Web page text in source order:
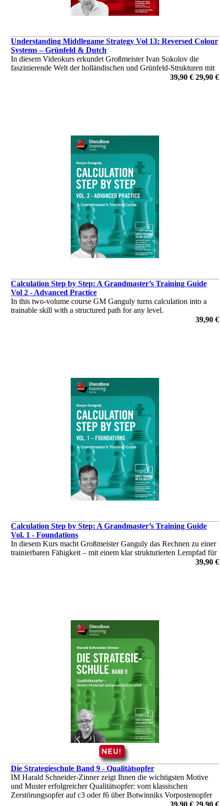
Understanding Middlegame Strategy Vol 13: Reversed Colour
Systems – Grünfeld & Dutch
In diesem Videokurs erkundet Großmeister Ivan Sokolov die
faszinierende Welt der holländischen und Grünfeld-Strukturen mit
39,90 € 29,90 €
Calculation Step by Step: A Grandmaster’s Training Guide
Vol 2 - Advanced Practice
In this two-volume course GM Ganguly turns calculation into a
trainable skill with a structured path for any level.
39,90 €
Calculation Step by Step: A Grandmaster’s Training Guide
Vol. 1 - Foundations
In diesem Kurs macht Großmeister Ganguly das Rechnen zu einer
trainierbaren Fähigkeit – mit einem klar strukturierten Lernpfad für
39,90 €
Die Strategieschule Band 9 - Qualitätsopfer
IM Harald Schneider-Zinner zeigt Ihnen die wichtigsten Motive
und Muster erfolgreicher Qualitätsopfer: vom klassischen
Zerstörungsopfer auf c3 oder f6 über Botwinniks Vorpostenopfer
bis hin zu Petrosjans legendären defensiven Qualitätsopfern.
39,90 € 29,90 €